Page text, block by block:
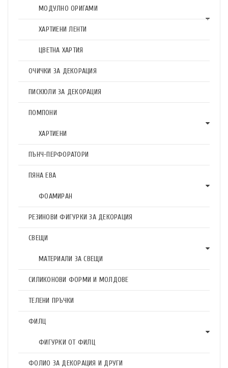
МОДУЛНО ОРИГАМИ
ХАРТИЕНИ ЛЕНТИ
ЦВЕТНА ХАРТИЯ
ОЧИЧКИ ЗА ДЕКОРАЦИЯ
ПИСКЮЛИ ЗА ДЕКОРАЦИЯ
ПОМПОНИ
ХАРТИЕНИ
ПЪНЧ-ПЕРФОРАТОРИ
ПЯНА ЕВА
ФОАМИРАН
РЕЗИНОВИ ФИГУРКИ ЗА ДЕКОРАЦИЯ
СВЕЩИ
МАТЕРИАЛИ ЗА СВЕЩИ
СИЛИКОНОВИ ФОРМИ И МОЛДОВЕ
ТЕЛЕНИ ПРЪЧКИ
ФИЛЦ
ФИГУРКИ ОТ ФИЛЦ
ФОЛИО ЗА ДЕКОРАЦИЯ И ДРУГИ